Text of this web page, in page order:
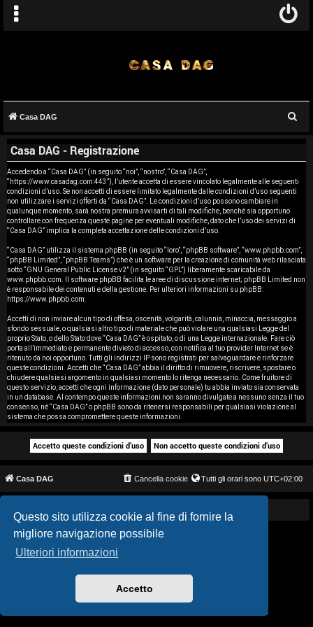
Questo sito utilizza cookie al fine di fornire la
migliore navigazione possibile
Ulteriori informazioni
Accetto
r
g
o
m
e
n
t
i
s
e
n
z
i
s
p
o
t
Casa DAG
Casa DAG - Registrazione
Accedendo a “Casa DAG” (in seguito “noi”, “nostro”, “Casa DAG”,
“https://www.casadag.com:443”), l’utente accetta di essere vincolato legalmente alle seguenti
condizioni d’uso. Se non accetti di essere limitato legalmente dalle condizioni d’uso seguenti
non utilizzare i servizi offerti da “Casa DAG”. Le condizioni d’uso possono cambiare in
qualunque momento, sarà nostra premura avvisarti di tali modifiche, benché sia opportuno
controllare con frequenza queste pagine per eventuali modifiche, dato che l’uso dei servizi di
“Casa DAG” implica la completa accettazione delle condizioni d’uso.
“Casa DAG” utilizza il sistema phpBB (in seguito “loro”, “phpBB software”, “www.phpbb.com”,
“phpBB Limited”, “phpBB Teams”) che è un software per la creazione di comunità web rilasciata
sotto “GNU General Public License v2” (in seguito “GPL”) liberamente scaricabile da
www.phpbb.com . Il software phpBB facilita le aree di discussione internet; phpBB Limited non
è responsabile dei contenuti e della gestione. Per ulteriori informazioni su phpBB:
https://www.phpbb.com
Accetti di non inviare alcun tipo di offesa, oscenità, volgarità, calunnia, minaccia, messaggio a
sfondo sessuale, o qualsiasi altro tipo di materiale che può violare una qualsiasi Legge del
proprio Stato, o dello Stato dove “Casa DAG” è ospitato, o di una Legge internazionale. Fare ciò
porta all’immediato e permanente divieto di accesso, con notifica al tuo provider Internet se è
ritenuto da noi opportuno. Tutti gli indirizzi IP sono registrati per salvaguardare e rinforzare
queste condizioni. Accetti che “Casa DAG” abbia il diritto di rimuovere, riscrivere, spostare o
chiudere qualsiasi argomento in qualsiasi momento lo ritenga necessario. Come fruitore di
questo servizio, accetti che ogni informazione (dato personale) tu abbia inviato sia conservata
in un database. Al contempo queste informazioni non saranno divulgate a nessuno senza il tuo
consenso, né “Casa DAG” o phpBB sono da ritenersi responsabili per qualsiasi violazione al
sistema che possa compromettere queste informazioni.
Casa DAG Tutti gli orari sono UTC+02:00
Cancella cookie